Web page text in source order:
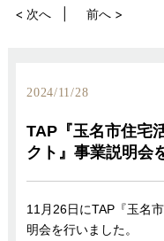
< 次へ 前へ >
2024/11/28
TAP『玉名市住宅
クト』事業説明会
11月26日にTAP『玉名
明会を行いました。